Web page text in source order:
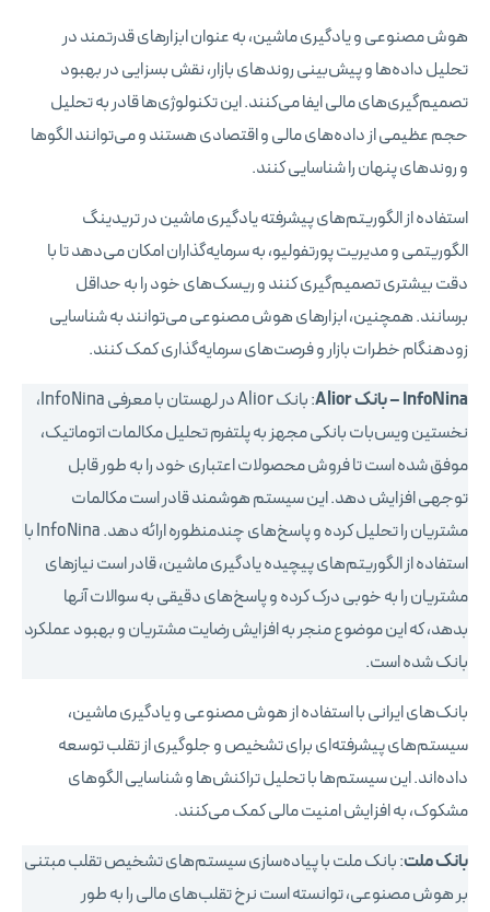
هوش مصنوعی و یادگیری ماشین، به عنوان ابزارهای قدرتمند در
تحلیل داده‌ها و پیش‌بینی روندهای بازار، نقش بسزایی در بهبود
تصمیم‌گیری‌های مالی ایفا می‌کنند. این تکنولوژی‌ها قادر به تحلیل
حجم عظیمی از داده‌های مالی و اقتصادی هستند و می‌توانند الگوها
و روندهای پنهان را شناسایی کنند.
استفاده از الگوریتم‌های پیشرفته یادگیری ماشین در تریدینگ
الگوریتمی و مدیریت پورتفولیو، به سرمایه‌گذاران امکان می‌دهد تا با
دقت بیشتری تصمیم‌گیری کنند و ریسک‌های خود را به حداقل
برسانند. همچنین، ابزارهای هوش مصنوعی می‌توانند به شناسایی
زودهنگام خطرات بازار و فرصت‌های سرمایه‌گذاری کمک کنند.
InfoNina – بانک Alior
: بانک Alior در لهستان با معرفی InfoNina،
نخستین ویس‌بات بانکی مجهز به پلتفرم تحلیل مکالمات اتوماتیک،
موفق شده است تا فروش محصولات اعتباری خود را به طور قابل
توجهی افزایش دهد. این سیستم هوشمند قادر است مکالمات
مشتریان را تحلیل کرده و پاسخ‌های چندمنظوره ارائه دهد. InfoNina با
استفاده از الگوریتم‌های پیچیده یادگیری ماشین، قادر است نیازهای
مشتریان را به خوبی درک کرده و پاسخ‌های دقیقی به سوالات آنها
بدهد، که این موضوع منجر به افزایش رضایت مشتریان و بهبود عملکرد
بانک شده است.
بانک‌های ایرانی با استفاده از هوش مصنوعی و یادگیری ماشین،
سیستم‌های پیشرفته‌ای برای تشخیص و جلوگیری از تقلب توسعه
داده‌اند. این سیستم‌ها با تحلیل تراکنش‌ها و شناسایی الگوهای
مشکوک، به افزایش امنیت مالی کمک می‌کنند.
بانک ملت: بانک ملت با پیاده‌سازی سیستم‌های تشخیص تقلب مبتنی
بر هوش مصنوعی، توانسته است نرخ تقلب‌های مالی را به طور